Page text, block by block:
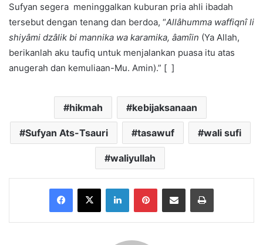
Sufyan segera meninggalkan kuburan pria ahli ibadah
tersebut dengan tenang dan berdoa, “Allâhumma waffiqnî li
shiyâmi dzâlik bi mannika wa karamika, âamîin (Ya Allah,
berikanlah aku taufiq untuk menjalankan puasa itu atas
anugerah dan kemuliaan-Mu. Amin).” [ ]
hikmah kebijaksanaan
Sufyan Ats-Tsauri tasawuf wali sufi
waliyullah
Facebook
X LinkedInPinterestShare via Email Print